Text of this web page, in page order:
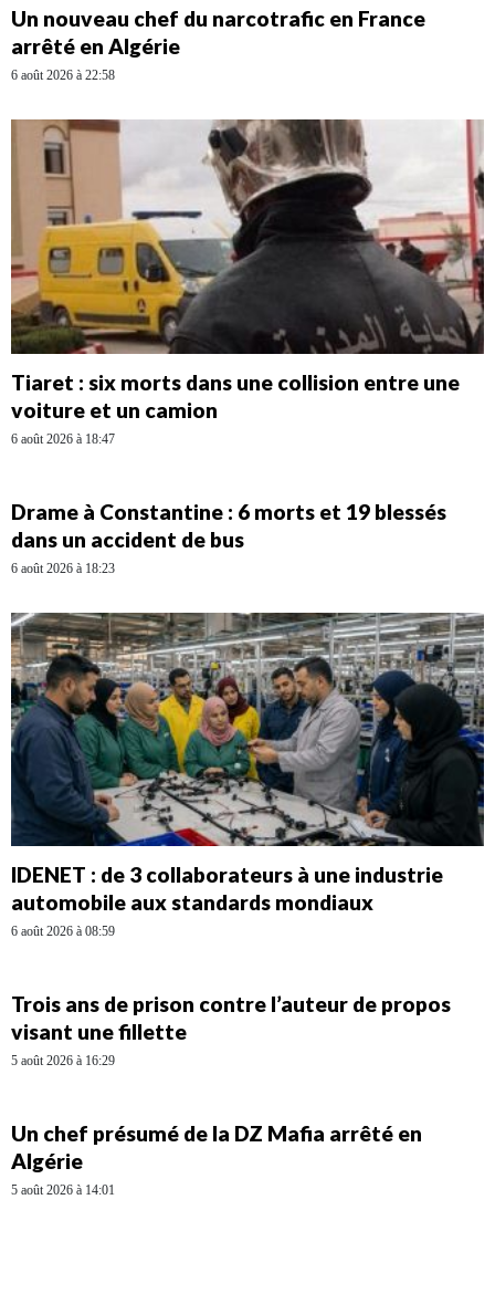
Un nouveau chef du narcotrafic en France
arrêté en Algérie
6 août 2026 à 22:58
Tiaret : six morts dans une collision entre une
voiture et un camion
6 août 2026 à 18:47
Drame à Constantine : 6 morts et 19 blessés
dans un accident de bus
6 août 2026 à 18:23
IDENET : de 3 collaborateurs à une industrie
automobile aux standards mondiaux
6 août 2026 à 08:59
Trois ans de prison contre l’auteur de propos
visant une fillette
5 août 2026 à 16:29
Un chef présumé de la DZ Mafia arrêté en
Algérie
5 août 2026 à 14:01